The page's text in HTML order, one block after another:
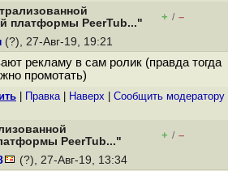
платформы PeerTub..."
+ / –
(?), 27-Авг-19, 19:21
рекламу в сам ролик (правда тогда
промотать)
Правка| Наверх Cообщить модератору
PeerTub..."
+ / –
(?), 27-Авг-19, 13:34